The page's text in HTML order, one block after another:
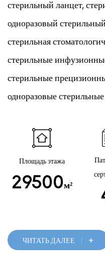
стерильный ланцет,
одноразовый
стерильная
стерильные
стерильные
одноразовые стерильные
Площадь этажа
29500м²
ЧИТАТЬ ДАЛЕЕ +